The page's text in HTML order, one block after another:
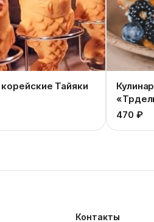
Тайяки
470 ₽
Контакты